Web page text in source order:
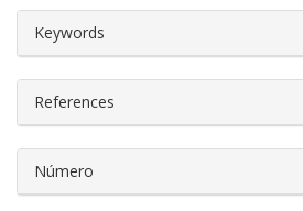
Keywords
References
Número